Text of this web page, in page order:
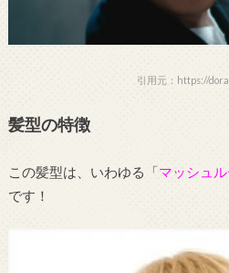
引用元：https://
髪型の特徴
この髪型は、いわゆる「マッシュ
です！